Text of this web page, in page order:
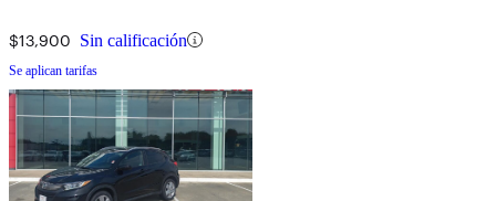
$13,900 Sin calificación
Se aplican tarifas